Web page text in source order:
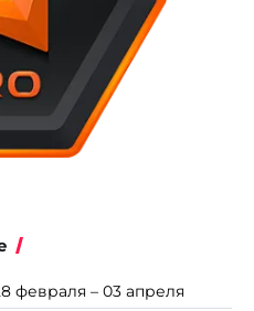
февраля – 03 апреля